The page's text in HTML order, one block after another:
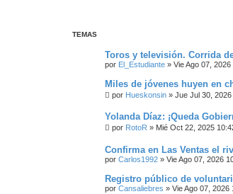
TEMAS
Toros y televisión. Corrida
por El_Estudiante » Vie Ago 07,
Miles de jóvenes huyen en
por Hueskonsin » Jue Jul 30,
Yolanda Díaz: ¡Queda
por RotoR » Mié Oct 22, 2025
Confirma en Las Ventas el
por Carlos1992 » Vie Ago 07, 2026
Registro público de
por Cansaliebres » Vie Ago 07, 2026